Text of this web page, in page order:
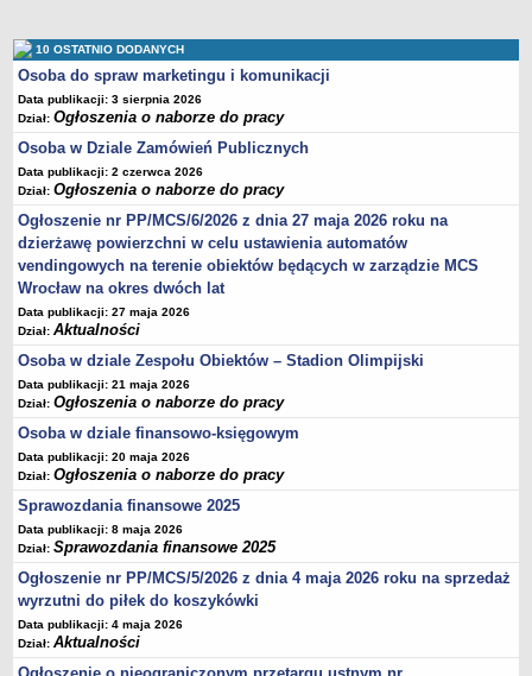
10 OSTATNIO DODANYCH
Osoba do spraw marketingu i komunikacji
Data publikacji: 3 sierpnia 2026
Dział:Ogłoszenia o naborze do pracy
Osoba w Dziale Zamówień Publicznych
Data publikacji: 2 czerwca 2026
Dział:Ogłoszenia o naborze do pracy
Ogłoszenie nr PP/MCS/6/2026 z dnia 27 maja 2026 roku na
dzierżawę powierzchni w celu ustawienia automatów
vendingowych na terenie obiektów będących w zarządzie MCS
Wrocław na okres dwóch lat
Data publikacji: 27 maja 2026
Dział:Aktualności
Osoba w dziale Zespołu Obiektów – Stadion Olimpijski
Data publikacji: 21 maja 2026
Dział:Ogłoszenia o naborze do pracy
Osoba w dziale finansowo-księgowym
Data publikacji: 20 maja 2026
Dział:Ogłoszenia o naborze do pracy
Sprawozdania finansowe 2025
Data publikacji: 8 maja 2026
Dział:Sprawozdania finansowe 2025
Ogłoszenie nr PP/MCS/5/2026 z dnia 4 maja 2026 roku na sprzedaż
wyrzutni do piłek do koszykówki
Data publikacji: 4 maja 2026
Dział:Aktualności